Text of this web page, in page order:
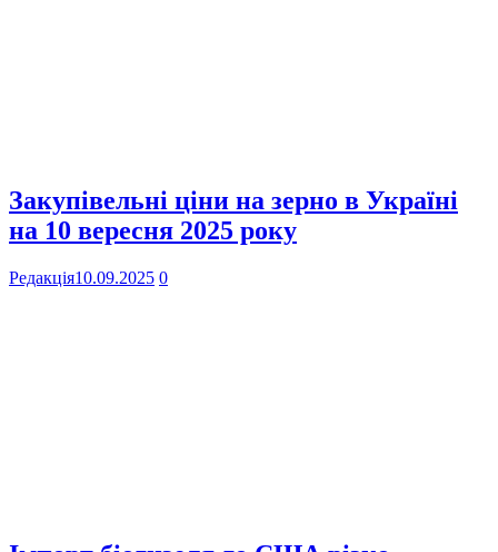
Закупівельні ціни на зерно в Україні
на 10 вересня 2025 року
Редакція10.09.2025 0